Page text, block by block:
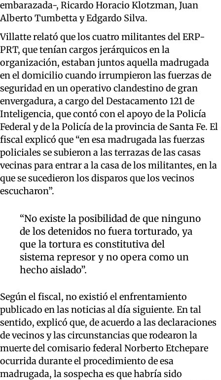
embarazada-, Ricardo Horacio Klotzman, Juan
Alberto Tumbetta y Edgardo Silva.
Villatte relató que los cuatro militantes del ERP-
PRT, que tenían cargos jerárquicos en la
organización, estaban juntos aquella madrugada
en el domicilio cuando irrumpieron las fuerzas de
seguridad en un operativo clandestino de gran
envergadura, a cargo del Destacamento 121 de
Inteligencia, que contó con el apoyo de la Policía
Federal y de la Policía de la provincia de Santa Fe. El
fiscal explicó que “en esa madrugada las fuerzas
policiales se subieron a las terrazas de las casas
vecinas para entrar a la casa de los militantes, en la
que se sucedieron los disparos que los vecinos
escucharon”.
“No existe la posibilidad de que ninguno
de los detenidos no fuera torturado, ya
que la tortura es constitutiva del
sistema represor y no opera como un
hecho aislado”.
Según el fiscal, no existió el enfrentamiento
publicado en las noticias al día siguiente. En tal
sentido, explicó que, de acuerdo a las declaraciones
de vecinos y las circunstancias que rodearon la
muerte del comisario federal Norberto Etchepare
ocurrida durante el procedimiento de esa
madrugada, la sospecha es que habría sido